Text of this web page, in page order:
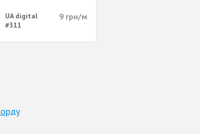
UA digital
#311
9 грн/м